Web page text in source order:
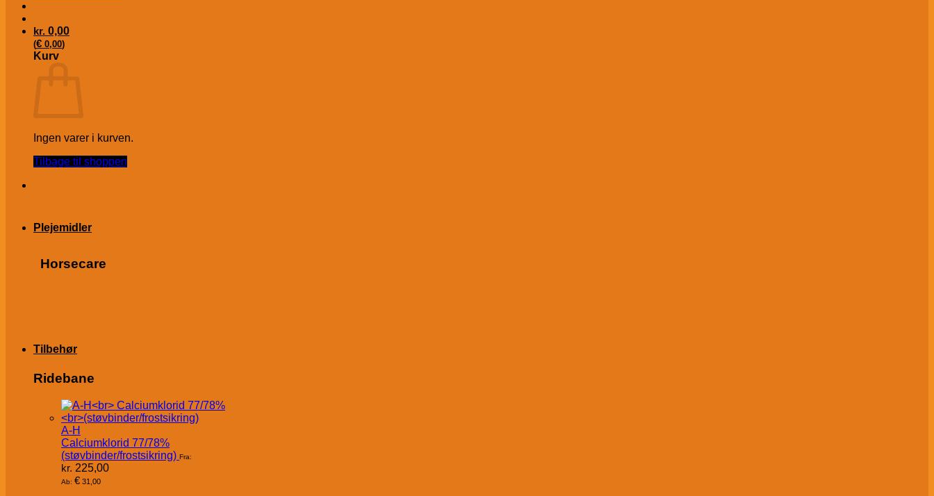
kr. 0,00
(€ 0,00)
Kurv
Ingen varer i kurven.
Tilbage til shoppen
Plejemidler
Horsecare
Tilbehør
Ridebane
A-H
Calciumklorid 77/78%
(støvbinder/frostsikring) Fra:
kr. 225,00
Ab: € 31,00